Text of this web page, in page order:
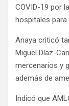
COVID-19 por
hospitales
Anaya criticó
Miguel Díaz-
mercenarios y
además de
Indicó que